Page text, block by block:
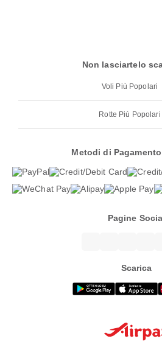
Non lasciartelo
Voli Più Popolari
Rotte Più Popolari
Metodi di
Pagine
Scarica